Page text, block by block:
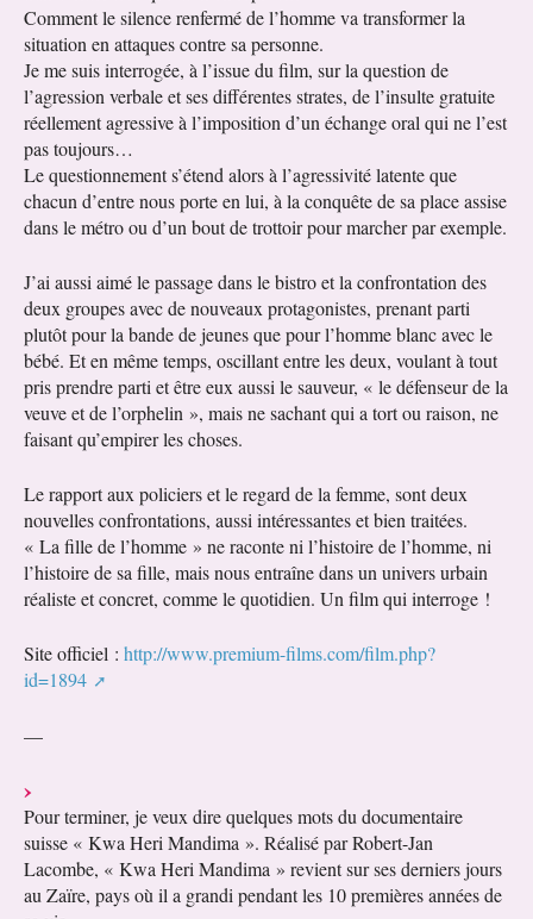
Comment le silence renfermé de l’homme va transformer la
situation en attaques contre sa personne.
Je me suis interrogée, à l’issue du film, sur la question de
l’agression verbale et ses différentes strates, de l’insulte gratuite
réellement agressive à l’imposition d’un échange oral qui ne l’est
pas toujours…
Le questionnement s’étend alors à l’agressivité latente que
chacun d’entre nous porte en lui, à la conquête de sa place assise
dans le métro ou d’un bout de trottoir pour marcher par exemple.
J’ai aussi aimé le passage dans le bistro et la confrontation des
deux groupes avec de nouveaux protagonistes, prenant parti
plutôt pour la bande de jeunes que pour l’homme blanc avec le
bébé. Et en même temps, oscillant entre les deux, voulant à tout
pris prendre parti et être eux aussi le sauveur, « le défenseur de la
veuve et de l’orphelin », mais ne sachant qui a tort ou raison, ne
faisant qu’empirer les choses.
Le rapport aux policiers et le regard de la femme, sont deux
nouvelles confrontations, aussi intéressantes et bien traitées.
« La fille de l’homme » ne raconte ni l’histoire de l’homme, ni
l’histoire de sa fille, mais nous entraîne dans un univers urbain
réaliste et concret, comme le quotidien. Un film qui interroge !
Site officiel : http://www.premium-films.com/film.php?
id=1894
—
Pour terminer, je veux dire quelques mots du documentaire
suisse « Kwa Heri Mandima ». Réalisé par Robert-Jan
Lacombe, « Kwa Heri Mandima » revient sur ses derniers jours
au Zaïre, pays où il a grandi pendant les 10 premières années de